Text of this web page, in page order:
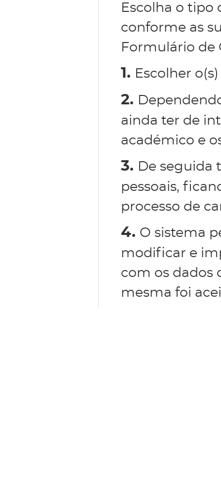
Escolha o tipo
conforme as
Formulário de
1. Escolher
2.
ainda ter de
académico e
3. De seguida
pessoais,
processo de
4. O sistema
modificar e
com os dados
mesma foi